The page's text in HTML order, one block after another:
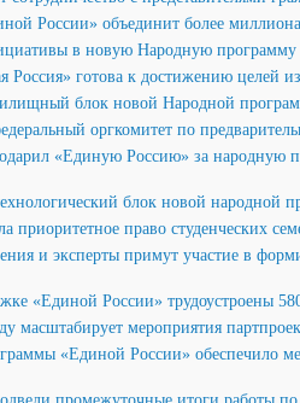
России» объединит более
в новую Народную
готова к достижению целей
блок новой Народной
оргкомитет по
«Единую Россию» за народную
блок новой народной
приоритетное право студенческих
и эксперты примут участие в
«Единой России» трудоустроены
масштабирует мероприятия
«Единой России» обеспечило